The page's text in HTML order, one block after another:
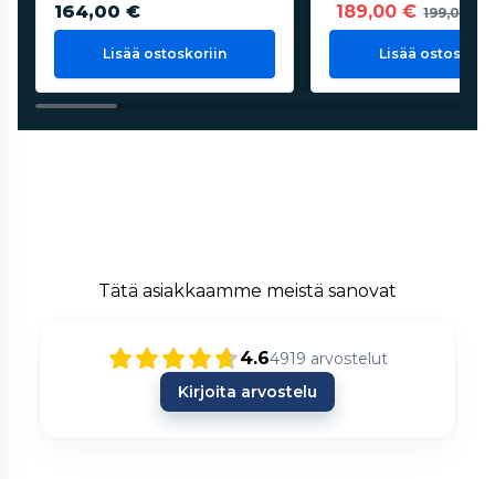
164,00 €
Lisää ostoskoriin
189,00 € 199,00 €
Lisää
Tätä asiakkaamme meistä sanovat
4.64919 arvostelut
Kirjoita arvostelu